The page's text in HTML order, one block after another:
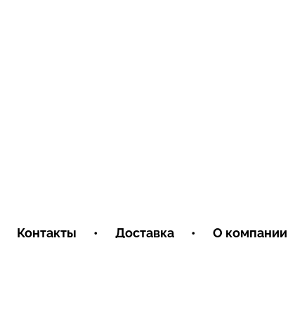
Контакты • Доставка • О компании